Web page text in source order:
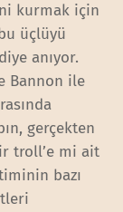
kurmak için
üçlüyü
anıyor.
Bannon ile
gerçekten
troll’e mi ait
bazı